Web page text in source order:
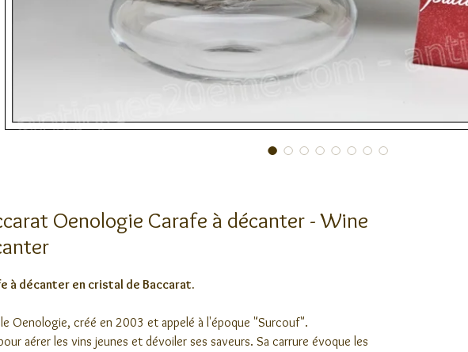
Oenologie Carafe à décanter - Wine
à décanter en cristal de Baccarat.
Oenologie, créé en 2003 et appelé à l'époque "Surcouf".
aérer les vins jeunes et dévoiler ses saveurs. Sa carrure évoque les